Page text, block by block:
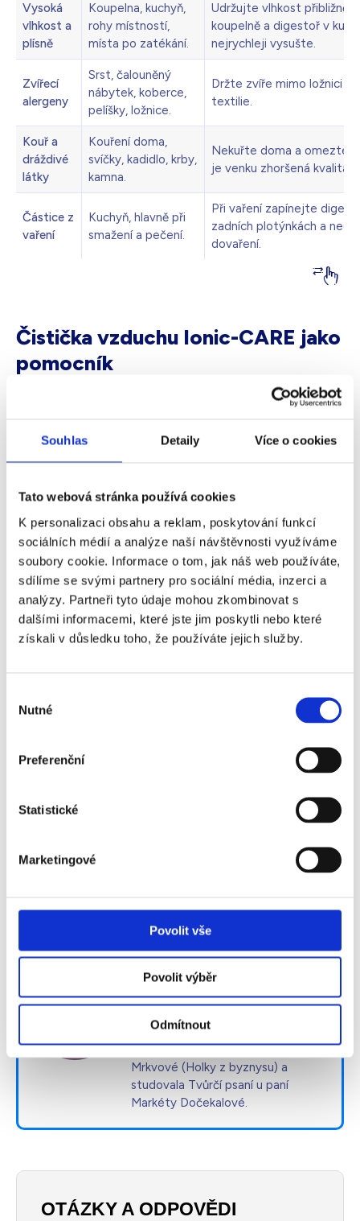
Souhlas Detaily Více o cookies
Tato webová stránka používá cookies
K personalizaci obsahu a reklam, poskytování funkcí
sociálních médií a analýze naší návštěvnosti využíváme
soubory cookie. Informace o tom, jak náš web používáte,
sdílíme se svými partnery pro sociální média, inzerci a
analýzy. Partneři tyto údaje mohou zkombinovat s
dalšími informacemi, které jste jim poskytli nebo které
získali v důsledku toho, že používáte jejich služby.
souhlasu
Nutné
Preferenční
Statistické
Marketingové
Povolit vše
Povolit výběr
Odmítnout
Vysoká
vlhkost a
plísně
Koupelna, kuchyň,
rohy místností,
místa po zatékání.
Udržujte vlhkost přibližně
koupelně a digestoř v
nejrychleji vysušte.
Zvířecí
alergeny
Srst, čalouněný
nábytek, koberce,
pelíšky, ložnice.
Držte zvíře mimo ložnici a
textilie.
Kouř a
dráždivé
látky
Kouření doma,
svíčky, kadidlo, krby,
kamna.
Nekuřte doma a omezte
je venku zhoršená kvalita
Částice z
vaření
Kuchyň, hlavně při
smažení a pečení.
Při vaření zapínejte
zadních plotýnkách a
dovaření.
Čistička vzduchu Ionic-CARE jako
pomocník
Dobré je, že s řadou těchto problémů vám doma pomůže
širšího režimu. Pokud tedy doma omezíme hlavní zdroje
nečistot a zároveň si rozumně nastavíme návyky venku,
Malé každodenní rozhodnutí,
velký krok pro vaše plíce
Nezařídíme, aby byl městský vzduch dokonalečistý, ale
můžeme ovlivnit, jak moc se nečistotám venku během dne
vystavíme.
v době, kdy je venku
ovzduší nejhorší.
každodenních
rozhodnutí, která když se spojí dohromady, mohou našim
Kristýna Žilavá
Píše články a pracuje v týmu Ionic-
CARE na oddělení Péče o
zákazníky. Psaní ji baví a publikuje i
(frews.cz, marter.cz). Absolvovala
kurz Copywritingu u Markéty
Mrkvové (Holky z byznysu) a
studovala Tvůrčí psaní u paní
Markéty Dočekalové.
OTÁZKY A ODPOVĚDI